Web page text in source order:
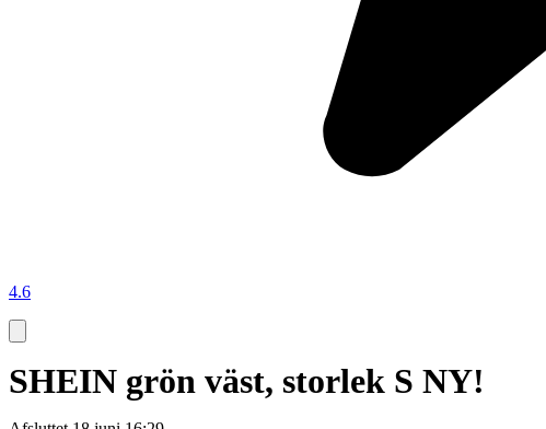
4.6
SHEIN grön väst, storlek S NY!